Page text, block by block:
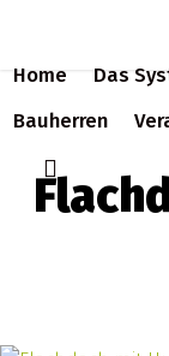
main
content
Home Das
Bauherren
search